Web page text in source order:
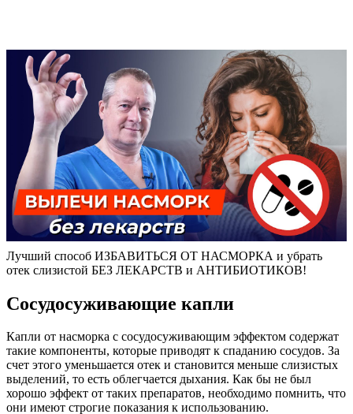
Лучший способ ИЗБАВИТЬСЯ ОТ НАСМОРКА и убрать
отек слизистой БЕЗ ЛЕКАРСТВ и АНТИБИОТИКОВ!
Сосудосуживающие капли
Капли от насморка с сосудосуживающим эффектом содержат
такие компоненты, которые приводят к спаданию сосудов. За
счет этого уменьшается отек и становится меньше слизистых
выделений, то есть облегчается дыхания. Как бы не был
хорошо эффект от таких препаратов, необходимо помнить, что
они имеют строгие показания к использованию.